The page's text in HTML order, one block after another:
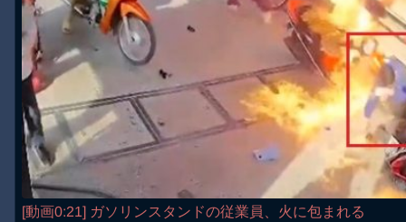
[動画0:21] ガソリンスタンドの従業員、火に包まれる